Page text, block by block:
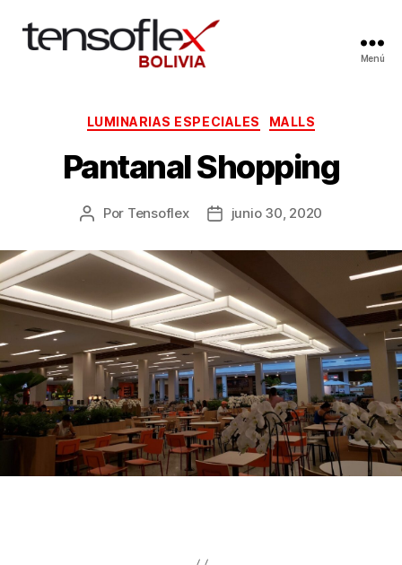
Menú
LUMINARIAS ESPECIALES MALLS
Pantanal Shopping
Por Tensoflex junio 30, 2020